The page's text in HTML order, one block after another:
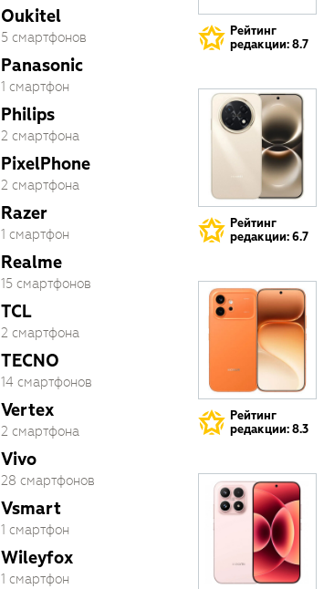
Oukitel
5 смартфонов
Panasonic
1 смартфон
Philips
2 смартфона
PixelPhone
2 смартфона
Razer
1 смартфон
Realme
15 смартфонов
TCL
2 смартфона
TECNO
14 смартфонов
Vertex
2 смартфона
Vivo
28 смартфонов
Vsmart
1 смартфон
Wileyfox
1 смартфон
Рейтинг
редакции: 8.7
Рейтинг
редакции: 6.7
Рейтинг
редакции: 8.3